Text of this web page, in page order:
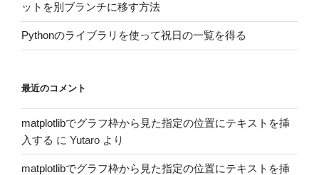
ットを別ブランチに移す方法
Pythonのライブラリを使って祝日の一覧を得る
最近のコメント
matplotlibでグラフ枠から見た指定の位置にテキストを挿
入する に Yutaro より
matplotlibでグラフ枠から見た指定の位置にテキストを挿